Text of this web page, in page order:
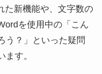
た新機能や、文字数の
を使用中の「こん
う？」といった疑問
す。